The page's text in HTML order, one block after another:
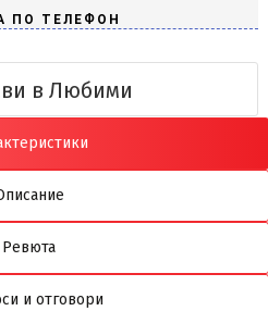
в Любими
Ревюта
и отговори